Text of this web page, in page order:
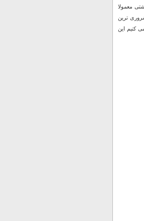
معمولا
ترین
کنیم این